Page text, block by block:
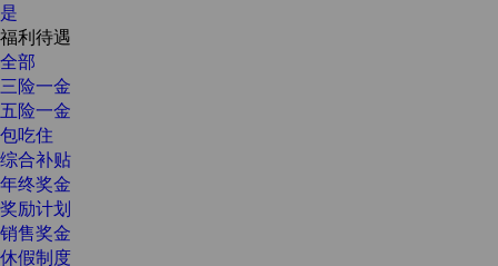
是
福利待遇
全部
三险一金
五险一金
包吃住
综合补贴
年终奖金
奖励计划
销售奖金
休假制度